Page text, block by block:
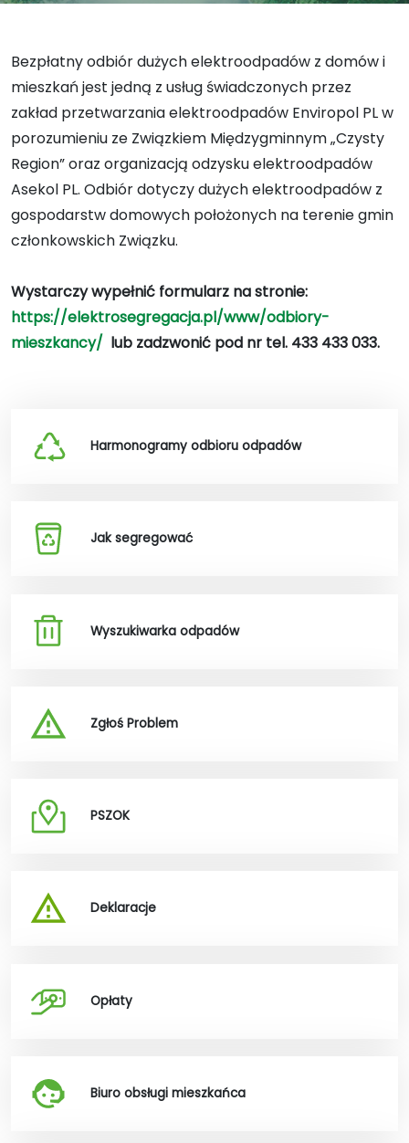
Bezpłatny odbiór dużych elektroodpadów z domów i
mieszkań jest jedną z usług świadczonych przez
zakład przetwarzania elektroodpadów Enviropol PL w
porozumieniu ze Związkiem Międzygminnym „Czysty
Region” oraz organizacją odzysku elektroodpadów
Asekol PL. Odbiór dotyczy dużych elektroodpadów z
gospodarstw domowych położonych na terenie gmin
członkowskich Związku.
Wystarczy wypełnić formularz na stronie:
https://elektrosegregacja.pl/www/odbiory-
mieszkancy/ lub zadzwonić pod nr tel. 433 433 033.
Harmonogramy odbioru odpadów
Jak segregować
Wyszukiwarka odpadów
Zgłoś Problem
PSZOK
Deklaracje
Opłaty
Biuro obsługi mieszkańca